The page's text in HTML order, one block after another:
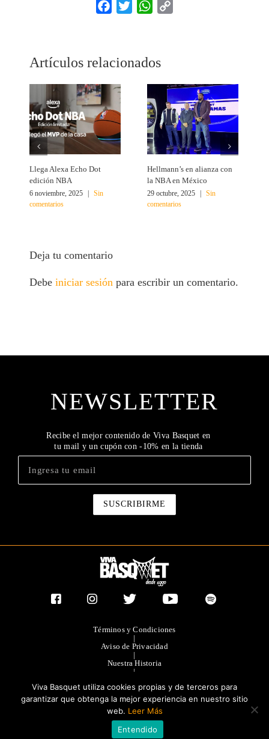
Facebook
Twitter WhatsApp
Artículos relacionados
Llega Alexa Echo Dot
edición NBA
6 noviembre, 2025 |
Sin
comentarios
Hellmann’s en alianza con
la NBA en México
29 octubre, 2025 |
Sin
comentarios
Deja tu comentario
Debeiniciar sesiónpara escribir un comentario.
NEWSLETTER
Recibe el mejor contenido de Viva Basquet en
tu mail y un cupón con -10% en la tienda
Términos y Condiciones
|
Aviso de Privacidad
|
Nuestra Historia
|
|
Publicidad
®TODOS LOS DERECHOS RESERVADOS 2023. GRUPO OLIMPIA
EDITORES.
Viva Basquet utiliza cookies propias y de terceros para
garantizar que obtenga la mejor experiencia en nuestro sitio
web. Leer Más
Entendido